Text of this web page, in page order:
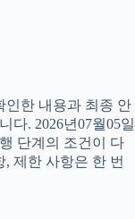
인한 내용과 최종 안
다. 2026년07월05일
단계의 조건이 다
제한 사항은 한 번